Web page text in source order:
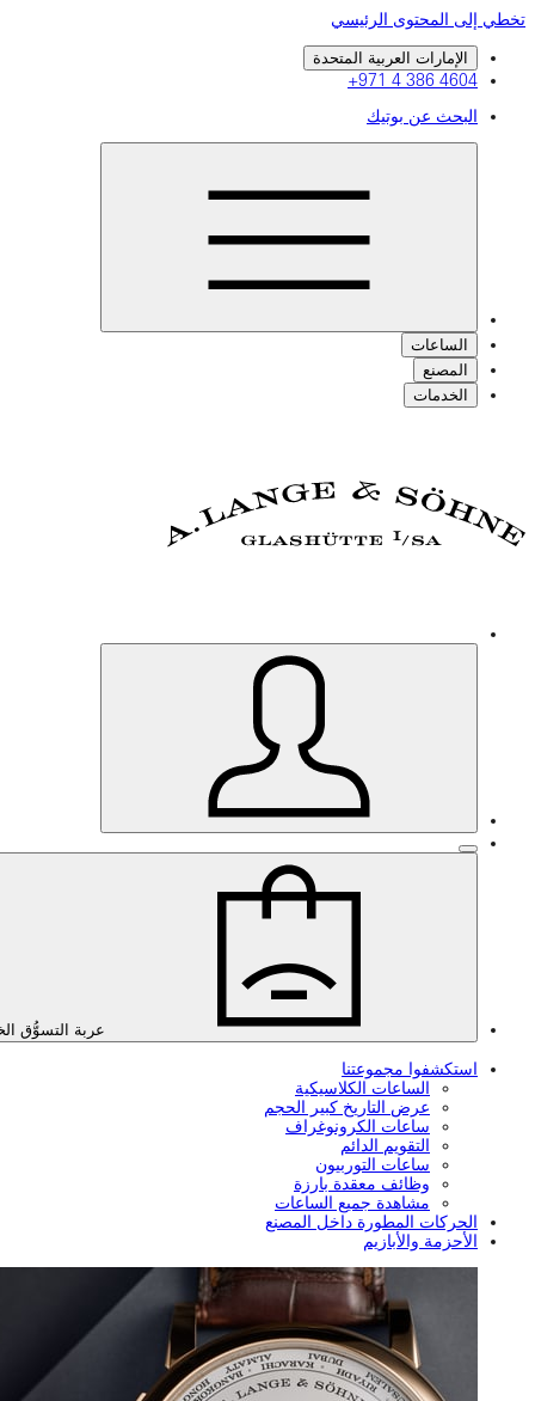
تخطي إلى المحتوى الرئيسي
الإمارات العربية المتحدة
+971 4 386 4604
البحث عن بوتيك
الساعات
المصنع
الخدمات
عربة التسوُّق
استكشفوا مجموعتنا
الساعات الكلاسيكية
عرض التاريخ كبير الحجم
ساعات الكرونوغراف
التقويم الدائم
ساعات التوربيون
وظائف معقدة بارزة
مشاهدة جميع الساعات
الحركات المطورة داخل المصنع
الأحزمة والأبازيم